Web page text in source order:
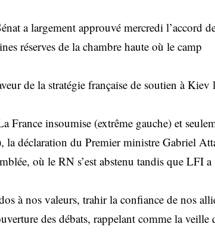
a largement approuvé mercredi l’accord
réserves de la chambre haute où le camp
de la stratégie française de soutien à Kiev
France insoumise (extrême gauche) et
déclaration du Premier ministre Gabriel
où le RN s’est abstenu tandis que LFI a
à nos valeurs, trahir la confiance de nos
des débats, rappelant comme la veille